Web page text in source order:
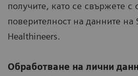
получите, като се свържете с
поверителност на данните на
Healthineers.
Обработване на лични